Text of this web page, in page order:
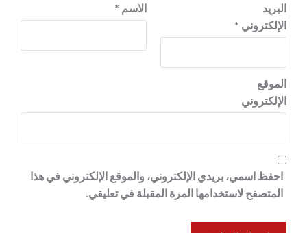
الاسم *
البريد
الإلكتروني *
الموقع
الإلكتروني
احفظ اسمي، بريدي الإلكتروني، والموقع الإلكتروني في هذا
المتصفح لاستخدامها المرة المقبلة في تعليقي.